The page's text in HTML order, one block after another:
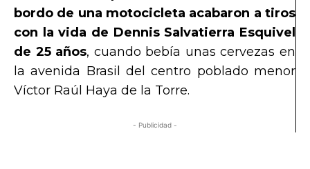
bordo de una motocicleta acabaron a tiros
con la vida de Dennis Salvatierra Esquivel
de 25 años, cuando bebía unas cervezas en
la avenida Brasil del centro poblado menor
Víctor Raúl Haya de la Torre.
- Publicidad -